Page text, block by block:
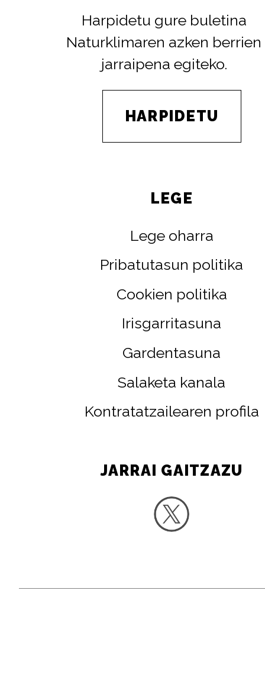
Harpidetu gure buletina
Naturklimaren azken berrien
jarraipena egiteko.
HARPIDETU
LEGE
Lege oharra
Pribatutasun politika
Cookien politika
Irisgarritasuna
Gardentasuna
Salaketa kanala
Kontratatzailearen profila
JARRAI GAITZAZU